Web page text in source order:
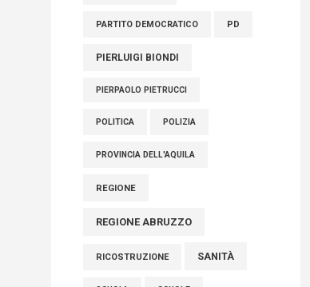
PARTITO DEMOCRATICO PD
PIERLUIGI BIONDI
PIERPAOLO PIETRUCCI
POLITICA POLIZIA
PROVINCIA DELL'AQUILA
REGIONE
REGIONE ABRUZZO
RICOSTRUZIONE SANITÀ